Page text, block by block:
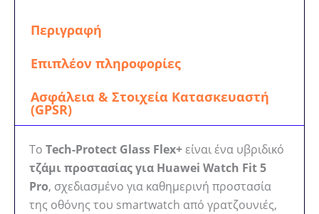
Περιγραφή
Επιπλέον πληροφορίες
Ασφάλεια & Στοιχεία Κατασκευαστή
(GPSR)
Το Tech-Protect Glass Flex+είναι ένα υβριδικό
τζάμι προστασίας για Huawei Watch Fit 5
Pro, σχεδιασμένο για καθημερινή προστασία
της οθόνης του smartwatch από γρατζουνιές,